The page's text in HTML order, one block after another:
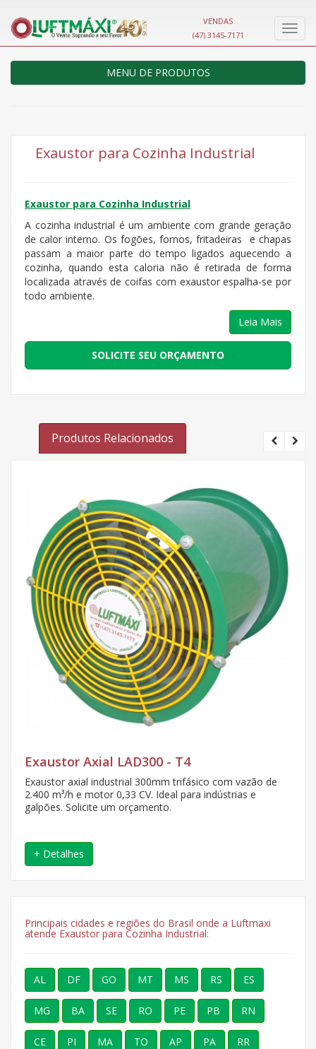
VENDAS
(47) 3145-7171
MENU DE PRODUTOS
Exaustor para Cozinha Industrial
Exaustor para Cozinha Industrial
A cozinha industrial é um ambiente com grande geração
de calor interno. Os fogões, fornos, fritadeiras e chapas
passam a maior parte do tempo ligados aquecendo a
cozinha, quando esta caloria não é retirada de forma
localizada através de coifas com exaustor espalha-se por
todo ambiente.
Leia Mais
SOLICITE SEU ORÇAMENTO
Produtos Relacionados
Exaustor Axial LAD300 - T4
Exaustor axial industrial 300mm trifásico com vazão de
2.400 m³/h e motor 0,33 CV. Ideal para indústrias e
galpões. Solicite um orçamento.
+ Detalhes
Principais cidades e regiões do Brasil onde a Luftmaxi
atende Exaustor para Cozinha Industrial:
AL DF GO MT MS RS ES
MG BA SE RO PE PB RN
CE PI MA TO AP PA RR